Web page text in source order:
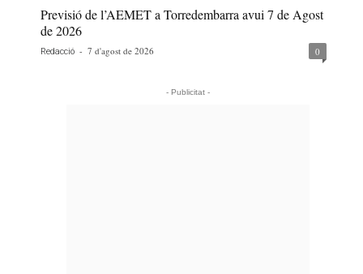
Previsió de l’AEMET a Torredembarra avui 7 de Agost
de 2026
Redacció - 7 d'agost de 2026 0
- Publicitat -